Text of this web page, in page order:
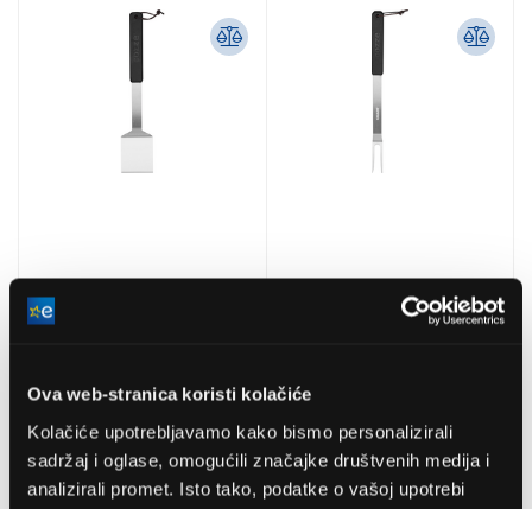
Ova web-stranica koristi kolačiće
Kolačiće upotrebljavamo kako bismo personalizirali
sadržaj i oglase, omogućili značajke društvenih medija i
analizirali promet. Isto tako, podatke o vašoj upotrebi
Cozze lopatica za roštilj
Cozze roštilj vilica za
drškom (90304)